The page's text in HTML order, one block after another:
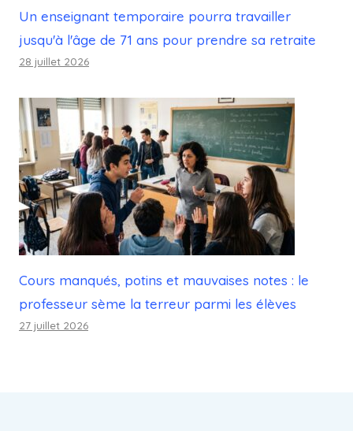
Un enseignant temporaire pourra travailler
jusqu'à l'âge de 71 ans pour prendre sa retraite
28 juillet 2026
Cours manqués, potins et mauvaises notes : le
professeur sème la terreur parmi les élèves
27 juillet 2026